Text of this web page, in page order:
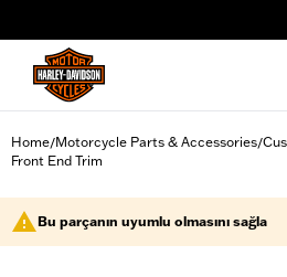
Home/Motorcycle Parts & Accessories/
Front End Trim
Bu parçanın uyumlu olmasını sağla